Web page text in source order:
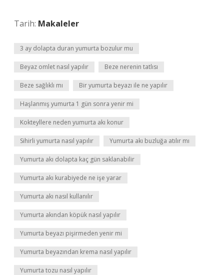
Tarih: Makaleler
3 ay dolapta duran yumurta bozulur mu
Beyaz omlet nasıl yapılır Beze nerenin tatlısı
Beze sağlıklı mı Bir yumurta beyazı ile ne yapılır
Haşlanmış yumurta 1 gün sonra yenir mi
Kokteyllere neden yumurta akı konur
Sihirli yumurta nasıl yapılır Yumurta akı buzluğa atılır mı
Yumurta akı dolapta kaç gün saklanabilir
Yumurta akı kurabiyede ne işe yarar
Yumurta akı nasıl kullanılır
Yumurta akından köpük nasıl yapılır
Yumurta beyazı pişirmeden yenir mi
Yumurta beyazından krema nasıl yapılır
Yumurta tozu nasıl yapılır